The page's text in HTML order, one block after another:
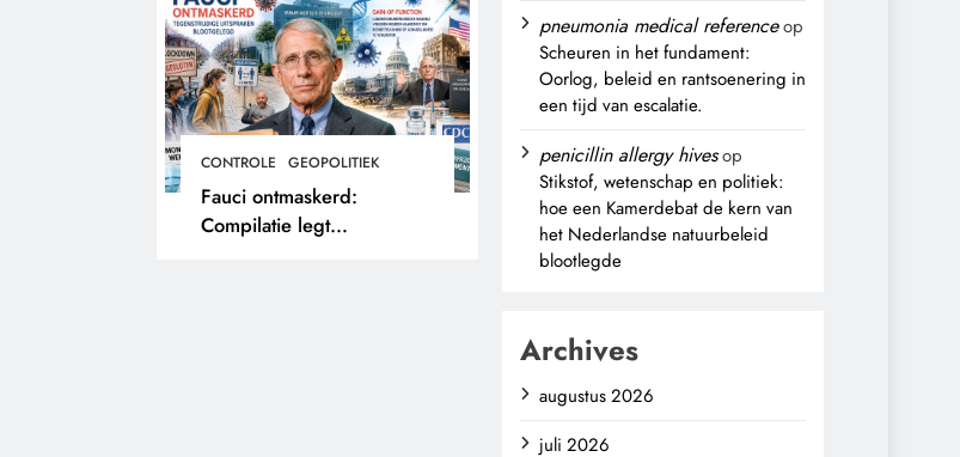
CONTROLE GEOPOLITIEK
Fauci ontmaskerd:
Compilatie legt
pneumonia medical referenceop
Scheuren in het fundament:
Oorlog, beleid en rantsoenering in
een tijd van escalatie.
penicillin allergy hivesop
Stikstof, wetenschap en politiek:
hoe een Kamerdebat de kern van
het Nederlandse natuurbeleid
blootlegde
Archives
augustus 2026
juli 2026